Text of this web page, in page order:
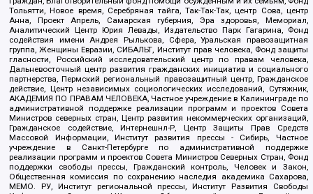
Тольятти, Новое время, Серебряная тайга, Так-Так-Так, центр Сова, центр
Анна, Проект Апрель, Самарская губерния, Эра здоровья, Мемориал,
Аналитический Центр Юрия Левады, Издательство Парк Гагарина, Фонд
содействия имени Андрея Рылькова, Сфера, Уральская правозащитная
группа, Женщины Евразии, СИБАЛЬТ, Институт прав человека, Фонд защиты
гласности, Российский исследовательский центр по правам человека,
Дальневосточный центр развития гражданских инициатив и социального
партнерства, Пермский региональный правозащитный центр, Гражданское
действие, Центр независимых социологических исследований, Сутяжник,
АКАДЕМИЯ ПО ПРАВАМ ЧЕЛОВЕКА, Частное учреждение в Калининграде по
административной поддержке реализации программ и проектов Совета
Министров северных стран, Центр развития некоммерческих организаций,
Гражданское содействие, Интернешнл-Р, Центр Защиты Прав Средств
Массовой Информации, Институт развития прессы - Сибирь, Частное
учреждение в Санкт-Петербурге по административной поддержке
реализации программ и проектов Совета Министров Северных Стран, Фонд
поддержки свободы прессы, Гражданский контроль, Человек и Закон,
Общественная комиссия по сохранению наследия академика Сахарова,
МЕМО. РУ, Институт региональной прессы, Институт Развития Свободы